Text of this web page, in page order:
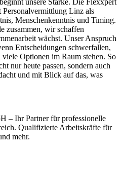
unsere Stärke. Die Flexxpert
Personalvermittlung Linz als
Menschenkenntnis und Timing.
zusammen, wir schaffen
wächst. Unser Anspruch
Entscheidungen schwerfallen,
Optionen im Raum stehen. So
nur heute passen, sondern auch
und mit Blick auf das, was
– Ihr Partner für professionelle
Qualifizierte Arbeitskräfte für
mehr.